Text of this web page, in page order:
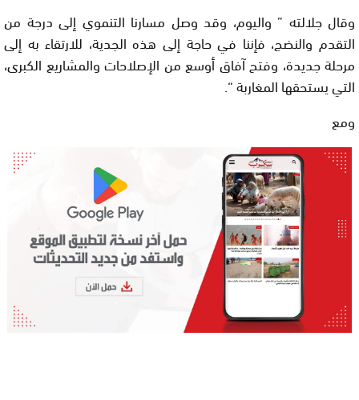
وقال جلالته ” واليوم، وقد وصل مسارنا التنموي إلى درجة من
التقدم والنضج، فإننا في حاجة إلى هذه الجدية، للارتقاء به إلى
مرحلة جديدة، وفتح آفاق أوسع من الإصلاحات والمشاريع الكبرى،
التي يستحقها المغاربة “.
ومع